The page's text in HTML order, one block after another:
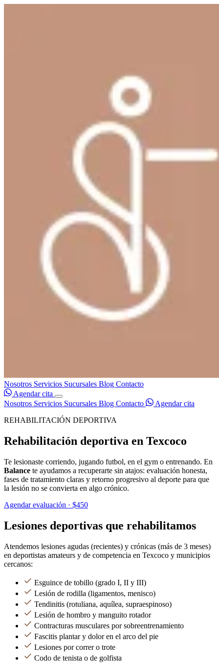
Nosotros Servicios Sucursales Blog Contacto
Agendar cita
Nosotros Servicios Sucursales Blog Contacto
Agendar cita
REHABILITACIÓN DEPORTIVA
Rehabilitación deportiva en Texcoco
Te lesionaste corriendo, jugando futbol, en el gym o entrenando. En
Balance te ayudamos a recuperarte sin atajos: evaluación honesta,
fases de tratamiento claras y retorno progresivo al deporte para que
la lesión no se convierta en algo crónico.
Agendar evaluación · $450
Lesiones deportivas que rehabilitamos
Atendemos lesiones agudas (recientes) y crónicas (más de 3 meses)
en deportistas amateurs y de competencia en Texcoco y municipios
cercanos:
Esguince de tobillo (grado I, II y III)
Lesión de rodilla (ligamentos, menisco)
Tendinitis (rotuliana, aquílea, supraespinoso)
Lesión de hombro y manguito rotador
Contracturas musculares por sobreentrenamiento
Fascitis plantar y dolor en el arco del pie
Lesiones por correr o trote
Codo de tenista o de golfista